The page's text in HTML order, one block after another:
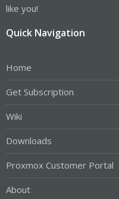
like you!
Quick Navigation
Home
Get Subscription
Wiki
Downloads
Proxmox Customer Portal
About